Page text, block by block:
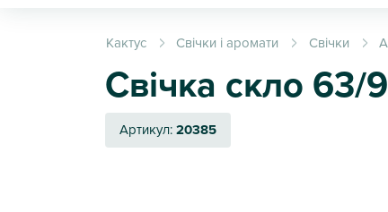
Кактус Свічки і аромати Свічки
Свічка скло 63/
Артикул:20385